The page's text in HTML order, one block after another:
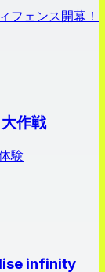
フェンス開幕！
作戦
験
infinity